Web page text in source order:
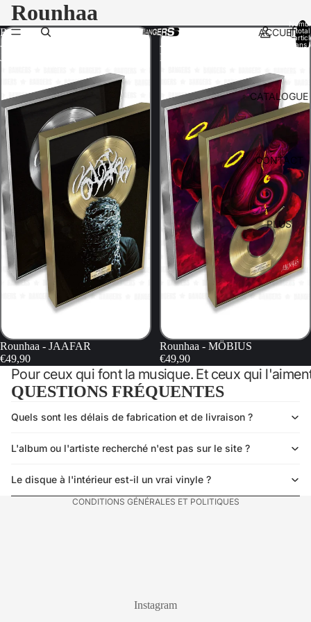
ACCUEIL
CATALOGUE
CONTACT
PLUS
total
dans
Rounhaa
Rounhaa
-
JAAFAR
Rounhaa - JAAFAR
€49,90
Rounhaa
-
MÖBIUS
Rounhaa - MÖBIUS
€49,90
Pour ceux qui font la musique. Et ceux qui
QUESTIONS FRÉQUENTES
Quels sont les délais de fabrication et de livraison ?
L'album ou l'artiste recherché n'est pas sur le site ?
Le disque à l'intérieur est-il un vrai vinyle ?
CONDITIONS GÉNÉRALES ET POLITIQUES
Politique de confidentialité
Conditions générales de vente
Instagram